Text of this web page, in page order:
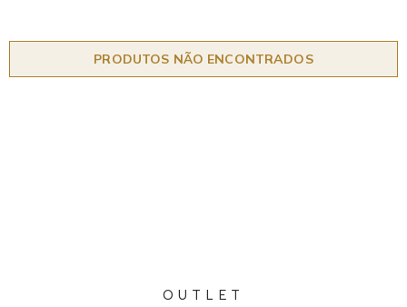
PRODUTOS NÃO ENCONTRADOS
OUTLET